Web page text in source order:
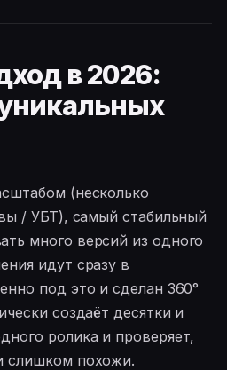
в 2026:
(несколько
/ УБТ), самый стабильный
много версий из одного
идут сразу в
под это и сделан 360°
создаёт десятки и
ролика и проверяет,
слишком похожи.